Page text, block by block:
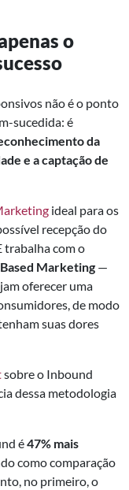
o
não é o ponto
sucedida: é
da
e a captação de
ideal para os
recepção do
trabalha com o
Marketing —
oferecer uma
de modo
suas dores
sobre o Inbound
dessa metodologia
é47% mais
como comparação
no primeiro, o